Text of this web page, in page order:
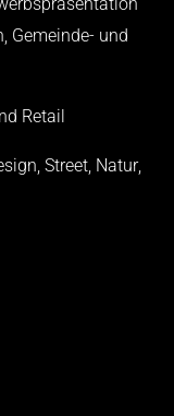
Gemeinde- und
Retail
Street, Natur,